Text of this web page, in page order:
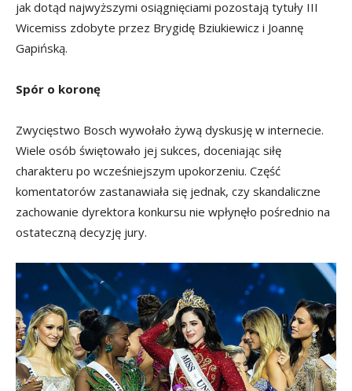
jak dotąd najwyższymi osiągnięciami pozostają tytuły III
Wicemiss zdobyte przez Brygidę Bziukiewicz i Joannę
Gapińską.
Spór o koronę
Zwycięstwo Bosch wywołało żywą dyskusję w internecie.
Wiele osób świętowało jej sukces, doceniając siłę
charakteru po wcześniejszym upokorzeniu. Część
komentatorów zastanawiała się jednak, czy skandaliczne
zachowanie dyrektora konkursu nie wpłynęło pośrednio na
ostateczną decyzję jury.